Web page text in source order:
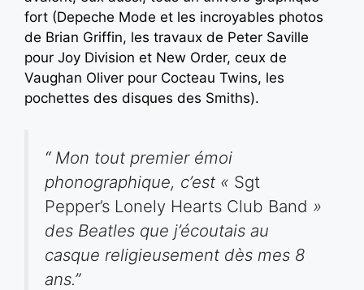
fort (Depeche Mode et les incroyables photos
de Brian Griffin, les travaux de Peter Saville
pour Joy Division et New Order, ceux de
Vaughan Oliver pour Cocteau Twins, les
pochettes des disques des Smiths).
“Mon tout premier émoi
phonographique, c’est « Sgt
Pepper’s Lonely Hearts Club Band »
des Beatles que j’écoutais au
casque religieusement dès mes 8
ans.”